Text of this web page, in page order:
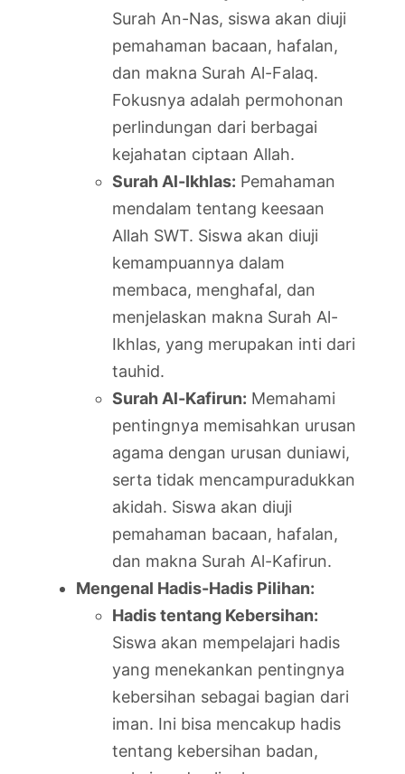
Surah An-Nas, siswa akan diuji
pemahaman bacaan, hafalan,
dan makna Surah Al-Falaq.
Fokusnya adalah permohonan
perlindungan dari berbagai
kejahatan ciptaan Allah.
Surah Al-Ikhlas: Pemahaman
mendalam tentang keesaan
Allah SWT. Siswa akan diuji
kemampuannya dalam
membaca, menghafal, dan
menjelaskan makna Surah Al-
Ikhlas, yang merupakan inti dari
tauhid.
Surah Al-Kafirun: Memahami
pentingnya memisahkan urusan
agama dengan urusan duniawi,
serta tidak mencampuradukkan
akidah. Siswa akan diuji
pemahaman bacaan, hafalan,
dan makna Surah Al-Kafirun.
Mengenal Hadis-Hadis Pilihan:
Hadis tentang Kebersihan:
Siswa akan mempelajari hadis
yang menekankan pentingnya
kebersihan sebagai bagian dari
iman. Ini bisa mencakup hadis
tentang kebersihan badan,